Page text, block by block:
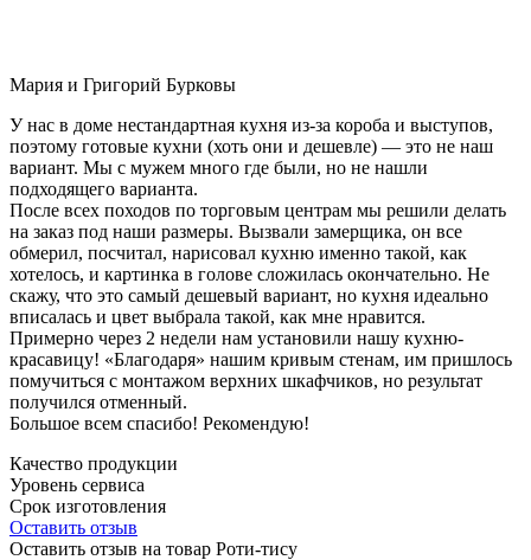
Мария и Григорий Бурковы
У нас в доме нестандартная кухня из-за короба и выступов,
поэтому готовые кухни (хоть они и дешевле) — это не наш
вариант. Мы с мужем много где были, но не нашли
подходящего варианта.
После всех походов по торговым центрам мы решили делать
на заказ под наши размеры. Вызвали замерщика, он все
обмерил, посчитал, нарисовал кухню именно такой, как
хотелось, и картинка в голове сложилась окончательно. Не
скажу, что это самый дешевый вариант, но кухня идеально
вписалась и цвет выбрала такой, как мне нравится.
Примерно через 2 недели нам установили нашу кухню-
красавицу! «Благодаря» нашим кривым стенам, им пришлось
помучиться с монтажом верхних шкафчиков, но результат
получился отменный.
Большое всем спасибо! Рекомендую!
Качество продукции
Уровень сервиса
Срок изготовления
Оставить отзыв
Оставить отзыв на товар Роти-тису